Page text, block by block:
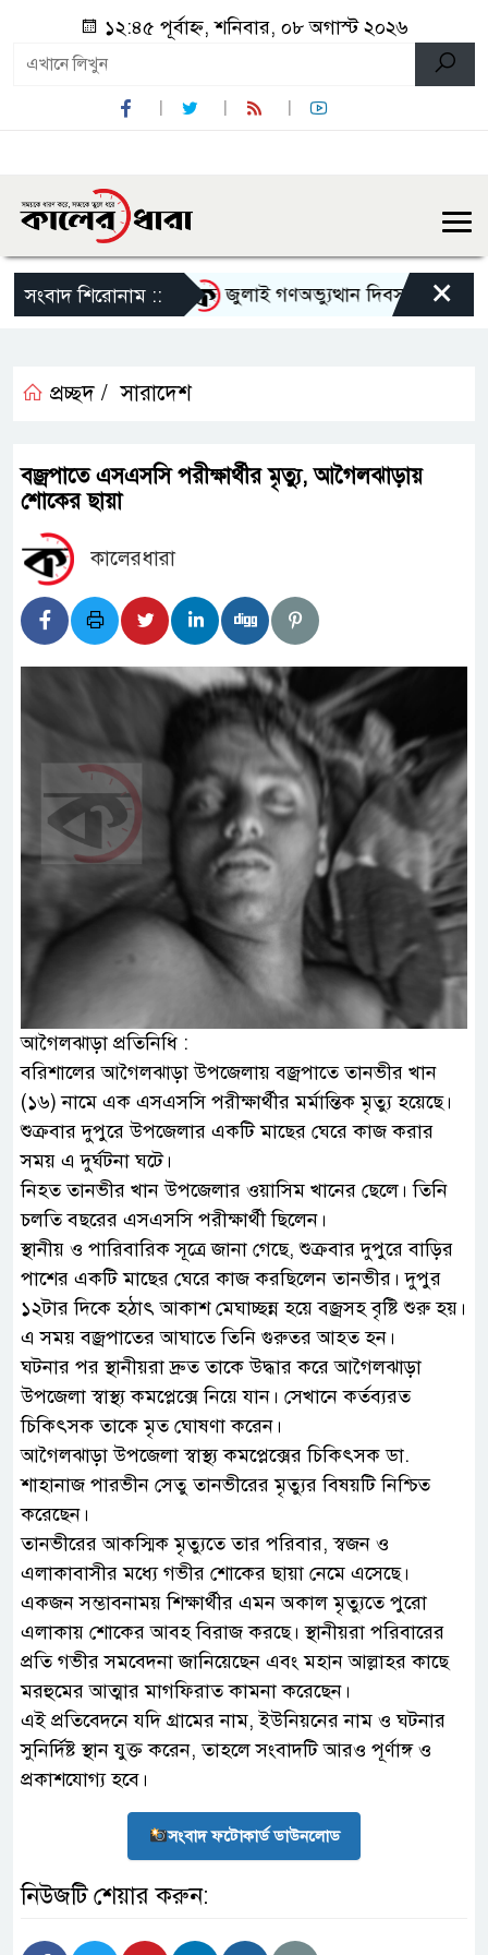
১২:৪৫ পূর্বাহ্ন, শনিবার, ০৮ অগাস্ট ২০২৬
সংবাদ শিরোনাম ::
হেনস্থার অভিযোগ জুলাই গণঅভ্যুত্থান দিবস উপলক্ষে×
প্রচ্ছদ / সারাদেশ
বজ্রপাতে এসএসসি পরীক্ষার্থীর মৃত্যু, আগৈলঝাড়ায়
শোকের ছায়া
কালেরধারা
আগৈলঝাড়া প্রতিনিধি :
বরিশালের আগৈলঝাড়া উপজেলায় বজ্রপাতে তানভীর খান
(১৬) নামে এক এসএসসি পরীক্ষার্থীর মর্মান্তিক মৃত্যু হয়েছে।
শুক্রবার দুপুরে উপজেলার একটি মাছের ঘেরে কাজ করার
সময় এ দুর্ঘটনা ঘটে।
নিহত তানভীর খান উপজেলার ওয়াসিম খানের ছেলে। তিনি
চলতি বছরের এসএসসি পরীক্ষার্থী ছিলেন।
স্থানীয় ও পারিবারিক সূত্রে জানা গেছে, শুক্রবার দুপুরে বাড়ির
পাশের একটি মাছের ঘেরে কাজ করছিলেন তানভীর। দুপুর
১২টার দিকে হঠাৎ আকাশ মেঘাচ্ছন্ন হয়ে বজ্রসহ বৃষ্টি শুরু হয়।
এ সময় বজ্রপাতের আঘাতে তিনি গুরুতর আহত হন।
ঘটনার পর স্থানীয়রা দ্রুত তাকে উদ্ধার করে আগৈলঝাড়া
উপজেলা স্বাস্থ্য কমপ্লেক্সে নিয়ে যান। সেখানে কর্তব্যরত
চিকিৎসক তাকে মৃত ঘোষণা করেন।
আগৈলঝাড়া উপজেলা স্বাস্থ্য কমপ্লেক্সের চিকিৎসক ডা.
শাহানাজ পারভীন সেতু তানভীরের মৃত্যুর বিষয়টি নিশ্চিত
করেছেন।
তানভীরের আকস্মিক মৃত্যুতে তার পরিবার, স্বজন ও
এলাকাবাসীর মধ্যে গভীর শোকের ছায়া নেমে এসেছে।
একজন সম্ভাবনাময় শিক্ষার্থীর এমন অকাল মৃত্যুতে পুরো
এলাকায় শোকের আবহ বিরাজ করছে। স্থানীয়রা পরিবারের
প্রতি গভীর সমবেদনা জানিয়েছেন এবং মহান আল্লাহর কাছে
মরহুমের আত্মার মাগফিরাত কামনা করেছেন।
এই প্রতিবেদনে যদি গ্রামের নাম, ইউনিয়নের নাম ও ঘটনার
সুনির্দিষ্ট স্থান যুক্ত করেন, তাহলে সংবাদটি আরও পূর্ণাঙ্গ ও
প্রকাশযোগ্য হবে।
সংবাদ ফটোকার্ড ডাউনলোড
নিউজটি শেয়ার করুন: